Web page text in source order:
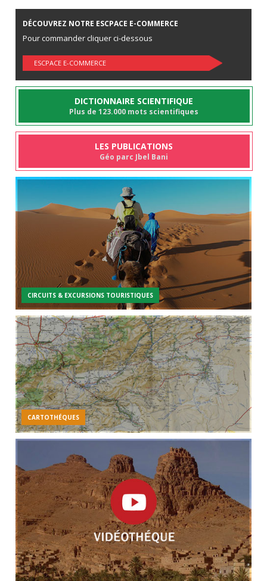
DÉCOUVREZ NOTRE ESCPACE E-COMMERCE
Pour commander cliquer ci-dessous
ESCPACE E-COMMERCE
DICTIONNAIRE SCIENTIFIQUE
Plus de 123.000 mots scientifiques
LES PUBLICATIONS
Géo parc Jbel Bani
CIRCUITS & EXCURSIONS TOURISTIQUES
CARTOTHÉQUES